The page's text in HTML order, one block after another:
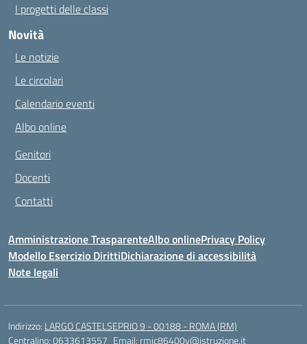
I progetti delle classi
Novità
Le notizie
Le circolari
Calendario eventi
Albo online
Genitori
Docenti
Contatti
Amministrazione TrasparenteAlbo onlinePrivacy Policy
Modello Esercizio DirittiDichiarazione di accessibilità
Note legali
Indirizzo: LARGO CASTELSEPRIO 9 - 00188 - ROMA (RM)
Centralino:0633613557 Email: rmic86400v@istruzione.it